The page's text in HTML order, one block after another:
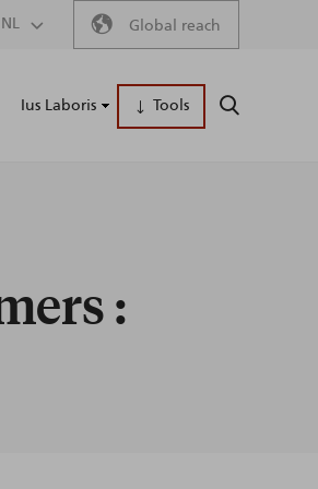
NL Global reach
Main
Ius Laboris Tools ZOEKEN
: